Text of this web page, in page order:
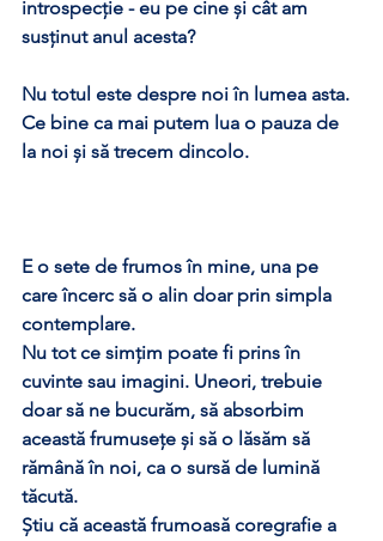
introspecție - eu pe cine și cât am
susținut anul acesta?
Nu totul este despre noi în lumea asta.
Ce bine ca mai putem lua o pauza de
la noi și să trecem dincolo.
E o sete de frumos în mine, una pe
care încerc să o alin doar prin simpla
contemplare.
Nu tot ce simțim poate fi prins în
cuvinte sau imagini. Uneori, trebuie
doar să ne bucurăm, să absorbim
această frumusețe și să o lăsăm să
rămână în noi, ca o sursă de lumină
tăcută.
Știu că această frumoasă coregrafie a